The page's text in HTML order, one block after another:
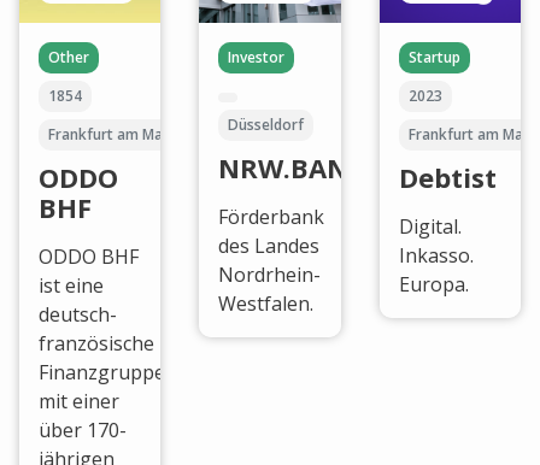
Other
1854
Frankfurt am Main
ODDO
BHF
ODDO BHF
ist eine
deutsch-
französische
Finanzgruppe
mit einer
über 170-
jährigen
Investor
Düsseldorf
NRW.BANK
Förderbank
des Landes
Nordrhein-
Westfalen.
Startup
2023
Frankfurt am Main
Debtist
Digital.
Inkasso.
Europa.